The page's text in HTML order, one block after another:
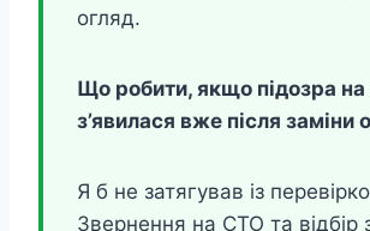
огляд.
Що робити, якщо підозра на
з’явилася вже після заміни
Я б не затягував із
Звернення на СТО та відбір